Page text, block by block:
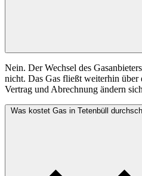
Nein. Der Wechsel des
nicht. Das Gas fließt weiterhin über
Vertrag und Abrechnung ändern
Was kostet Gas in Tetenbüll